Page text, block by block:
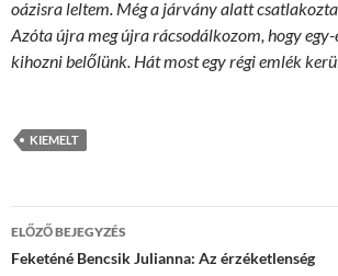
oázisra leltem. Még a járvány alatt
Azóta újra meg újra rácsodálkozom, hogy
kihozni belőlünk. Hát most egy régi emlék
KIEMELT
Bejegyzések
navigációja
ELŐZŐ BEJEGYZÉS
Feketéné Bencsik Julianna: Az érzéketlenség